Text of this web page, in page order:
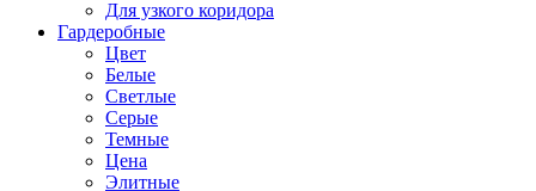
Для узкого коридора
Гардеробные
Цвет
Белые
Светлые
Серые
Темные
Цена
Элитные